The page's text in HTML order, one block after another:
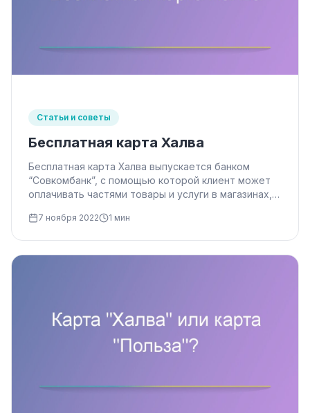
Статьи и советы
Бесплатная карта Халва
Бесплатная карта Халва выпускается банком
“Совкомбанк”, с помощью которой клиент может
оплачивать частями товары и услуги в магазинах,
7 ноября 2022 1 мин